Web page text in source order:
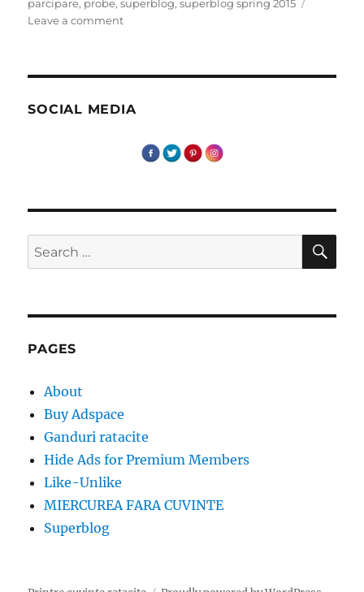
parcipare, probe,superblog,superblog spring 2015
Leave a commenton
DE
SOCIAL MEDIA
Search
for:
PAGES
About
Buy Adspace
Ganduri ratacite
Hide Ads for Premium Members
Like-Unlike
MIERCUREA FARA CUVINTE
Superblog